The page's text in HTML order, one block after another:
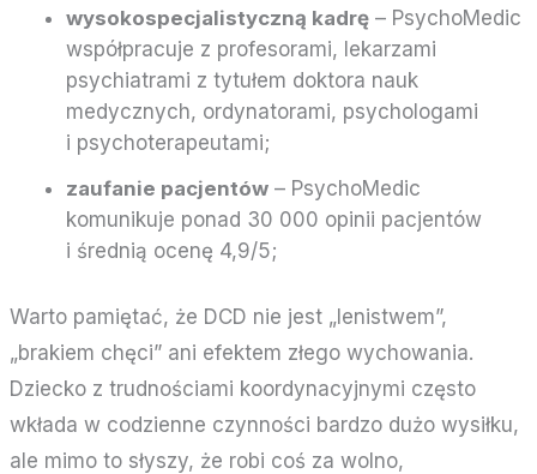
wysokospecjalistyczną kadrę– PsychoMedic
współpracuje z profesorami, lekarzami
psychiatrami z tytułem doktora nauk
medycznych, ordynatorami, psychologami
i psychoterapeutami;
zaufanie pacjentów– PsychoMedic
komunikuje ponad 30 000 opinii pacjentów
i średnią ocenę 4,9/5;
Warto pamiętać, że DCD nie jest „lenistwem”,
„brakiem chęci” ani efektem złego wychowania.
Dziecko z trudnościami koordynacyjnymi często
wkłada w codzienne czynności bardzo dużo wysiłku,
ale mimo to słyszy, że robi coś za wolno,